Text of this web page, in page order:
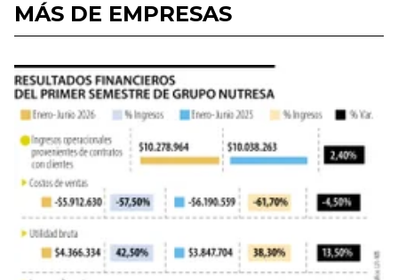
MÁS DE EMPRESAS